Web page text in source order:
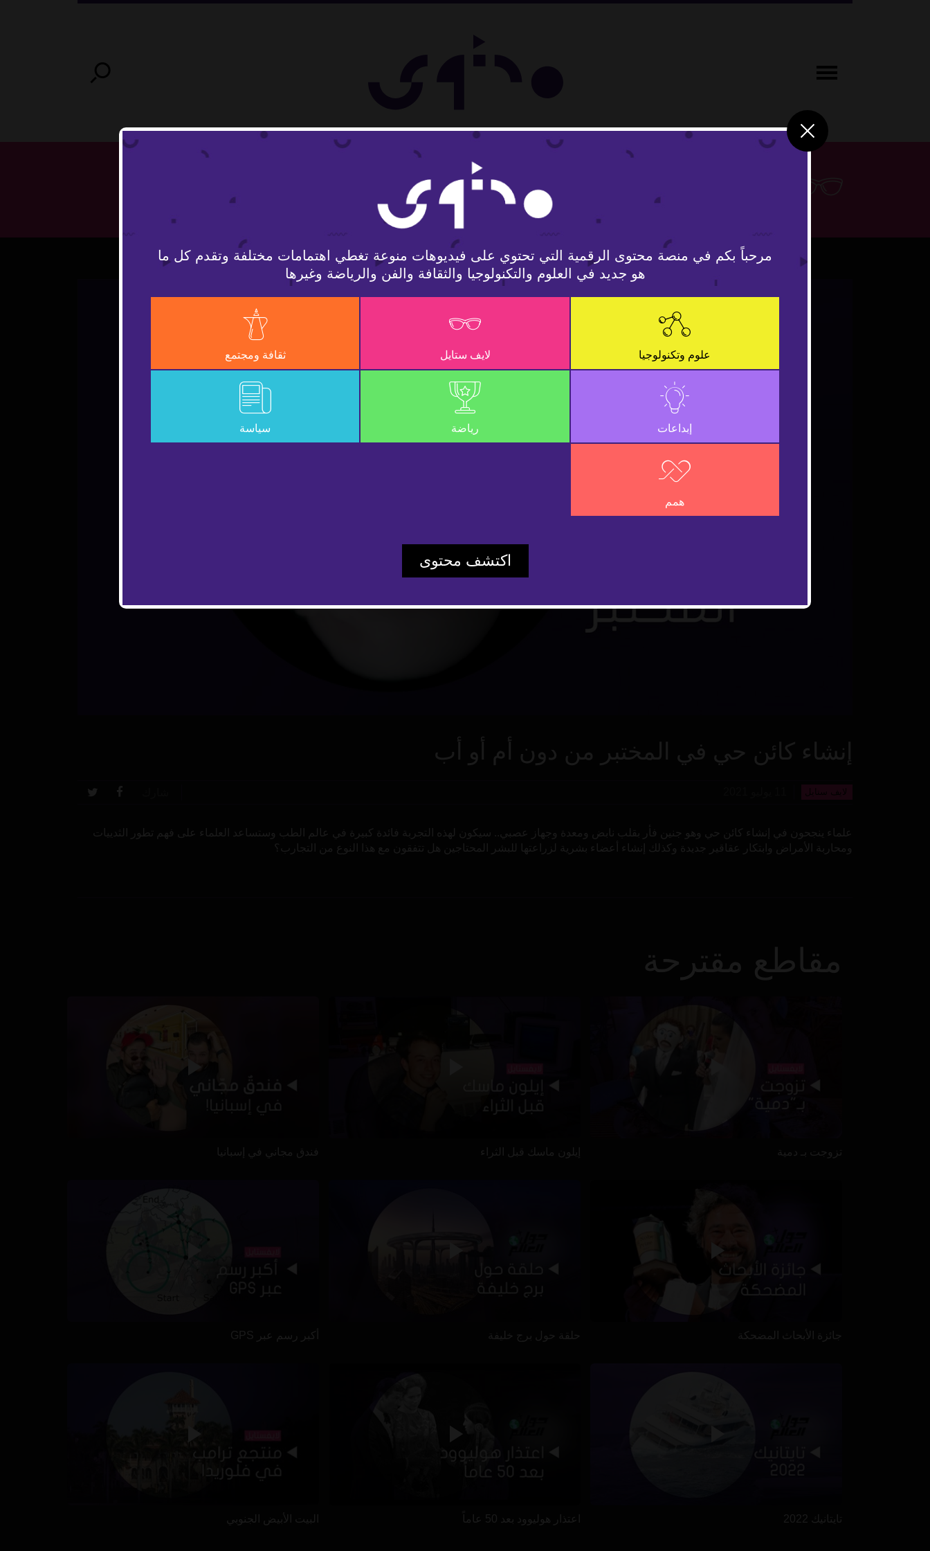
لايف ستايل
Video
إنشاء كائن حي في المختبر من دون أم أو أب
لايف ستايل
علماء ينجحون في إنشاء كائن حي وهو جنين فأر بقلب نابض ومعدة وجهاز عصبي.. سيكون لهذه التجربة فائدة كبيرة في عالم الطب وستساعد العلماء على فهم تطور الثدييات
ومحاربة الأمراض وابتكار عقاقير جديدة وكذلك إنشاء أعضاء بشرية لزراعتها للبشر المحتاجين هل تتفقون مع هذا النوع من التجارب؟
مقاطع مقترحة
تزوجت بـ دمية إيلون ماسك قبل الثراء فندق مجاني في إسبانيا
جائزة الأبحاث المضحكة حلقة حول برج خليفة أكبر رسم عبر GPS
تايتانيك 2022 اعتذار هوليوود بعد 50 عاماً البيت الأبيض الجنوبي
مرحباً بكم في منصة محتوى الرقمية التي تحتوي على فيديوهات منوعة تغطي اهتمامات مختلفة وتقدم كل ما
هو جديد في العلوم والتكنولوجيا والثقافة والفن والرياضة وغيرها
علوم وتكنولوجيا لايف ستايل ثقافة ومجتمع
إبداعات رياضة سياسة
همم
اكتشف محتوى